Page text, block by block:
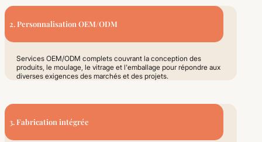
2. Personnalisation OEM/ODM
Services OEM/ODM complets couvrant la conception des
produits, le moulage, le vitrage et l'emballage pour répondre aux
diverses exigences des marchés et des projets.
3. Fabrication intégrée